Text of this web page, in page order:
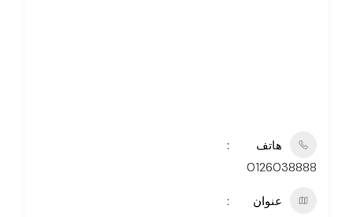
هاتف
0126038888
عنوان